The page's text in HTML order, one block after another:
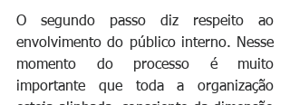
O segundo passo diz respeito ao
envolvimento do público interno. Nesse
momento do processo é muito
importante que toda a organização